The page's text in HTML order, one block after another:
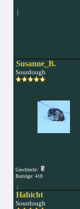
|
Susanne_B.
Sourdough
Geschlecht:
Beiträge: 418
|
Habicht
Sourdough